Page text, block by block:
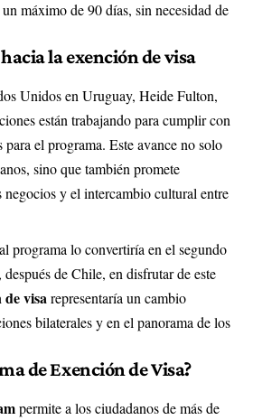
máximo de 90 días, sin necesidad de
la exención de visa
Unidos en Uruguay, Heide Fulton,
están trabajando para cumplir con
para el programa. Este avance no solo
sino que también promete
y el intercambio cultural entre
programa lo convertiría en el segundo
de Chile, en disfrutar de este
visarepresentaría un cambio
bilaterales y en el panorama de los
de Exención de Visa?
permite a los ciudadanos de más de